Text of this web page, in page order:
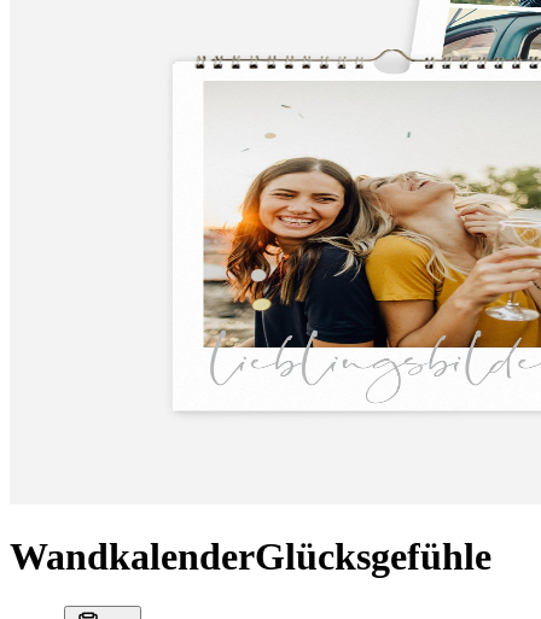
WandkalenderGlücksgefühle